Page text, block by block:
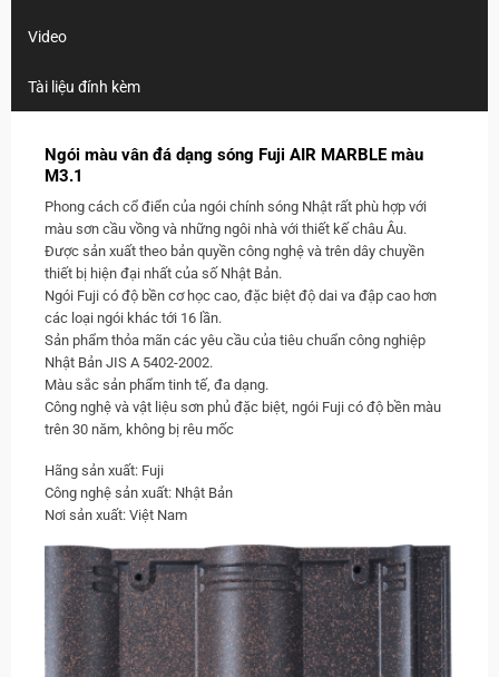
Video
Tài liệu đính kèm
Ngói màu vân đá dạng sóng Fuji AIR MARBLE màu
M3.1
Phong cách cổ điển của ngói chính sóng Nhật rất phù hợp với
màu sơn cầu vồng và những ngôi nhà với thiết kế châu Âu.
Được sản xuất theo bản quyền công nghệ và trên dây chuyền
thiết bị hiện đại nhất của số Nhật Bản.
Ngói Fuji có độ bền cơ học cao, đặc biệt độ dai va đập cao hơn
các loại ngói khác tới 16 lần.
Sản phẩm thỏa mãn các yêu cầu của tiêu chuẩn công nghiệp
Nhật Bản JIS A 5402-2002.
Màu sắc sản phẩm tinh tế, đa dạng.
Công nghệ và vật liệu sơn phủ đặc biệt, ngói Fuji có độ bền màu
trên 30 năm, không bị rêu mốc
Hãng sản xuất: Fuji
Công nghệ sản xuất: Nhật Bản
Nơi sản xuất: Việt Nam